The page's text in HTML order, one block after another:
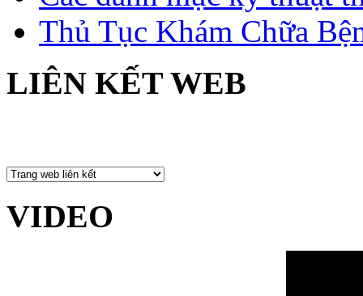
Thủ Tục Khám Chữa
LIÊN KẾT WEB
VIDEO